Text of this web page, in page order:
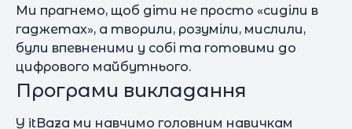
Ми прагнемо, щоб діти не просто «сиділи в
гаджетах», а творили, розуміли, мислили,
були впевненими у собі та готовими до
цифрового майбутнього.
Програми викладання
У itBaza ми навчимо головним навичкам